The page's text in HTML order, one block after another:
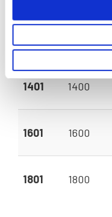
1401 1400
1601 1600
1801 1800